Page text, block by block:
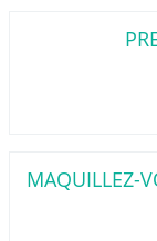
MAQUILLEZ-